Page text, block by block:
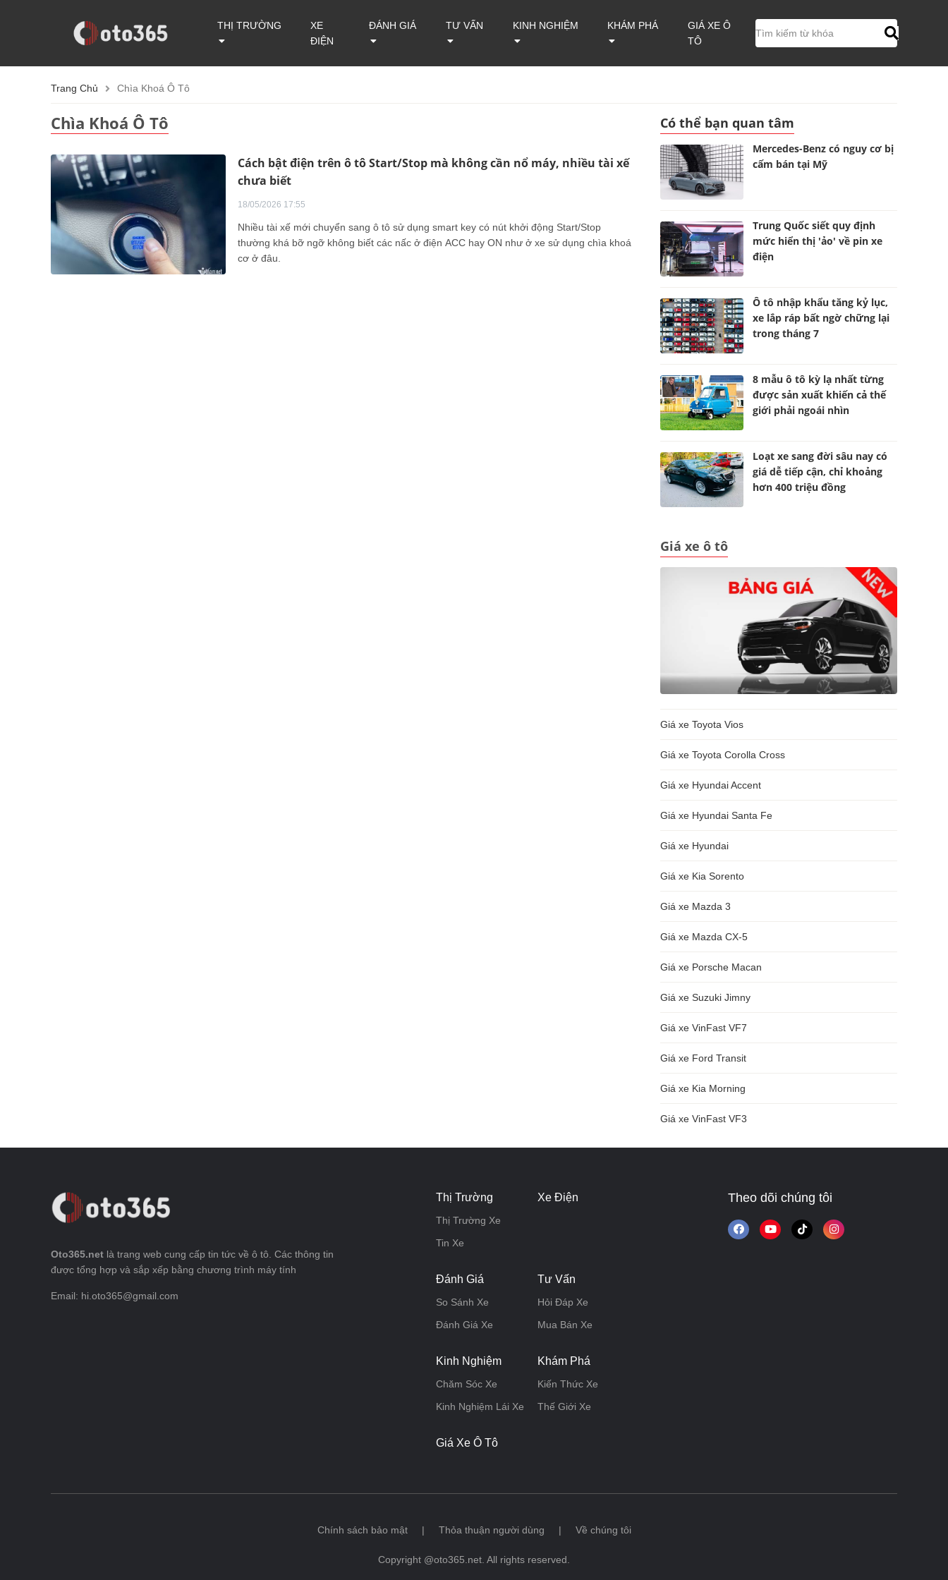
THỊ TRƯỜNG
XE
ĐIỆN
ĐÁNH GIÁ TƯ VẤN KINH NGHIỆM KHÁM PHÁ
GIÁ XE Ô
TÔ
Trang Chủ Chìa Khoá Ô Tô
Chìa Khoá Ô Tô
Cách bật điện trên ô tô Start/Stop mà không cần nổ máy, nhiều tài xế
chưa biết
18/05/2026 17:55
Nhiều tài xế mới chuyển sang ô tô sử dụng smart key có nút khởi động Start/Stop
thường khá bỡ ngỡ không biết các nấc ở điện ACC hay ON như ở xe sử dụng chìa khoá
cơ ở đâu.
Có thể bạn quan tâm
Mercedes-Benz có nguy cơ bị
cấm bán tại Mỹ
Trung Quốc siết quy định
mức hiển thị 'ảo' về pin xe
điện
Ô tô nhập khẩu tăng kỷ lục,
xe lắp ráp bất ngờ chững lại
trong tháng 7
8 mẫu ô tô kỳ lạ nhất từng
được sản xuất khiến cả thế
giới phải ngoái nhìn
Loạt xe sang đời sâu nay có
giá dễ tiếp cận, chỉ khoảng
hơn 400 triệu đồng
Giá xe ô tô
Giá xe Toyota Vios
Giá xe Toyota Corolla Cross
Giá xe Hyundai Accent
Giá xe Hyundai Santa Fe
Giá xe Hyundai
Giá xe Kia Sorento
Giá xe Mazda 3
Giá xe Mazda CX-5
Giá xe Porsche Macan
Giá xe Suzuki Jimny
Giá xe VinFast VF7
Giá xe Ford Transit
Giá xe Kia Morning
Giá xe VinFast VF3
Oto365.net là trang web cung cấp tin tức về ô tô. Các thông tin
được tổng hợp và sắp xếp bằng chương trình máy tính
Email: hi.oto365@gmail.com
Thị Trường
Thị Trường Xe
Tin Xe
Xe Điện
Đánh Giá
So Sánh Xe
Đánh Giá Xe
Tư Vấn
Hỏi Đáp Xe
Mua Bán Xe
Kinh Nghiệm
Chăm Sóc Xe
Kinh Nghiệm Lái Xe
Khám Phá
Kiến Thức Xe
Thế Giới Xe
Giá Xe Ô Tô
Theo dõi chúng tôi
Chính sách bảo mật | Thỏa thuận người dùng | Về chúng tôi
Copyright @oto365.net. All rights reserved.